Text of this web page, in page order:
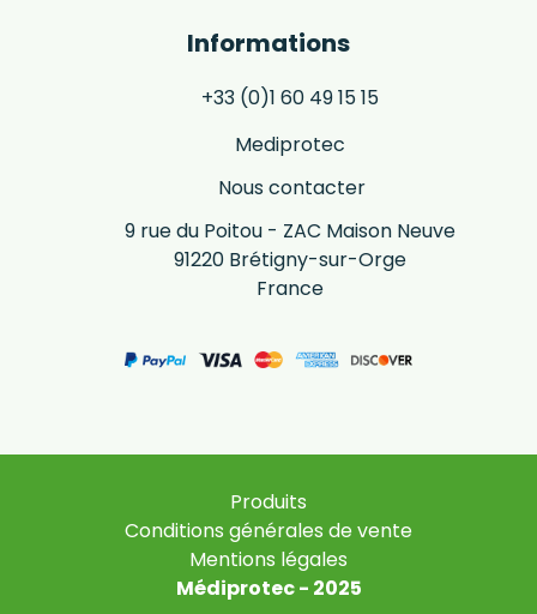
Informations
+33 (0)1 60 49 15 15
Mediprotec
Nous contacter
9 rue du Poitou - ZAC Maison Neuve
91220 Brétigny-sur-Orge
France
Produits
Conditions générales de vente
Mentions légales
Médiprotec - 2025